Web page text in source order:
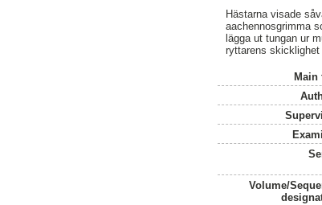
Hästarna visade
aachennosgrimma
lägga ut tungan ur
ryttarens
Main
Volume/